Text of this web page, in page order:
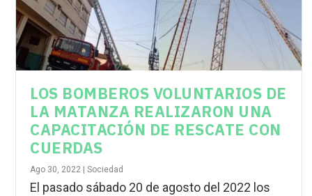
LOS BOMBEROS VOLUNTARIOS DE
LA MATANZA REALIZARON UNA
CAPACITACIÓN DE RESCATE CON
CUERDAS
Ago 30, 2022 |Sociedad
El pasado sábado 20 de agosto del 2022 los